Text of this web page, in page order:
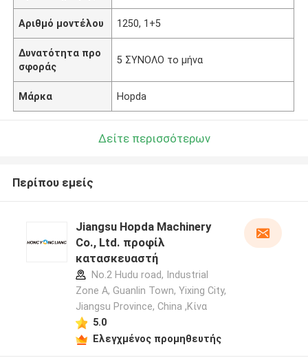
Αριθμό μοντέλου 1250, 1+5
Δυνατότητα προ
σφοράς
5 ΣΥΝΟΛΟ το μήνα
Μάρκα Hopda
Δείτε περισσότερων
Περίπου εμείς
Jiangsu Hopda Machinery
Co., Ltd. προφίλ
κατασκευαστή
No.2 Hudu road, Industrial
Zone A, Guanlin Town, Yixing City,
Jiangsu Province, China ,Κίνα
5.0
Ελεγχμένος προμηθευτής